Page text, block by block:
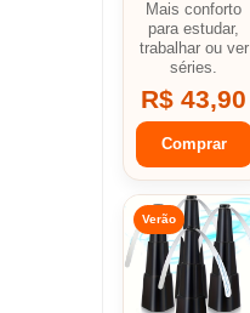
Mais conforto
para estudar,
trabalhar ou ver
séries.
R$ 43,90
Comprar
Verão